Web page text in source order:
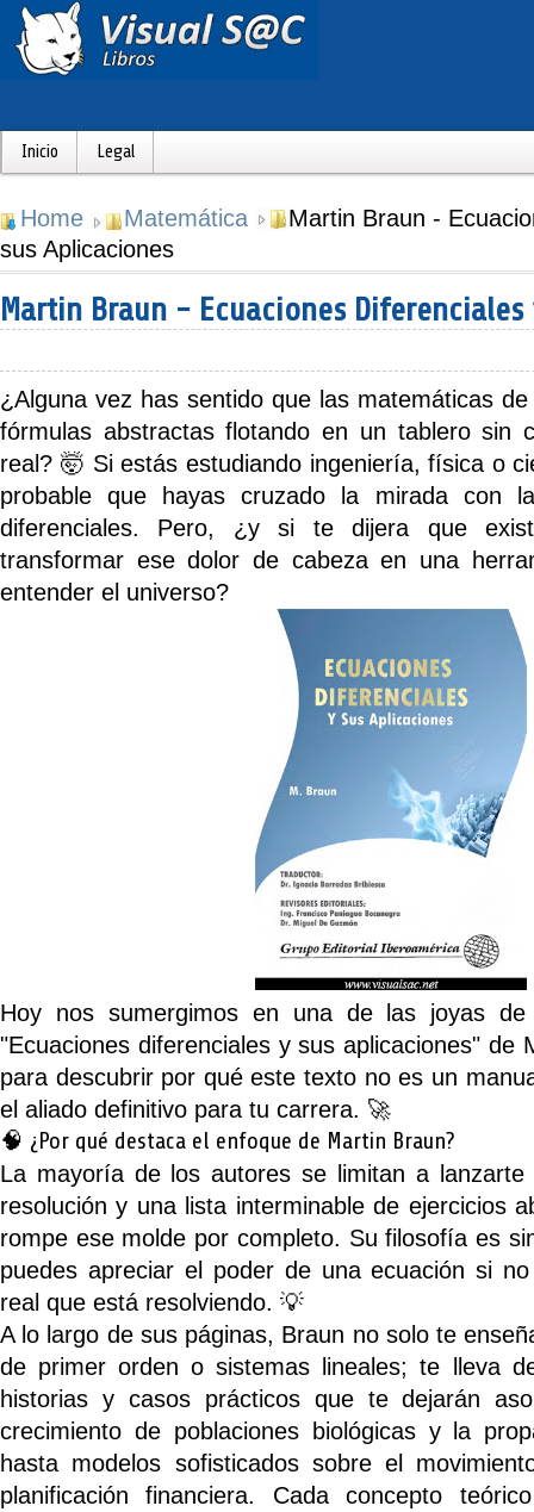
Inicio Legal
Home Matemática
Martin Braun -
sus Aplicaciones
Martin Braun - Ecuaciones
¿Alguna vez has sentido que las matemáticas
fórmulas abstractas flotando en un tablero sin
real? 🤯 Si estás estudiando ingeniería, física o
probable que hayas cruzado la mirada con
diferenciales. Pero, ¿y si te dijera que
transformar ese dolor de cabeza en una
entender el universo?
Hoy nos sumergimos en una de las joyas
"Ecuaciones diferenciales y sus aplicaciones" de
para descubrir por qué este texto no es un
el aliado definitivo para tu carrera. 🚀
🧠 ¿Por qué destaca el enfoque de Martin Braun?
La mayoría de los autores se limitan a lanzarte
resolución y una lista interminable de ejercicios
rompe ese molde por completo. Su filosofía es
puedes apreciar el poder de una ecuación si
real que está resolviendo. 💡
A lo largo de sus páginas, Braun no solo te
de primer orden o sistemas lineales; te lleva
historias y casos prácticos que te dejarán
crecimiento de poblaciones biológicas y la
hasta modelos sofisticados sobre el
planificación financiera. Cada concepto